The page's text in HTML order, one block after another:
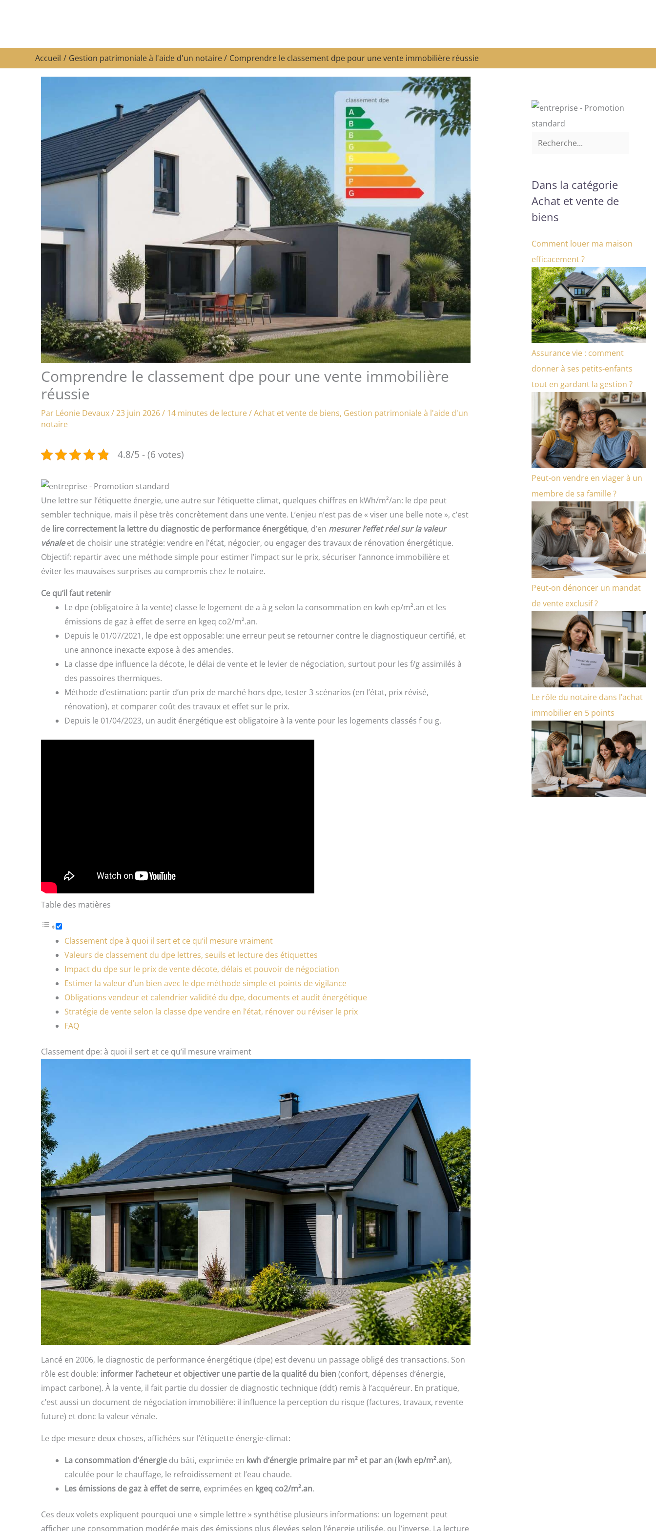
Accueil Gestion patrimoniale à l'aide d'un notaire Comprendre le classement dpe pour une vente immobilière réussie
Comprendre le classement dpe pour une vente immobilière
réussie
Par Léonie Devaux/23 juin 2026/ 14 minutes de lecture/Achat et vente de biens, Gestion patrimoniale à l'aide d'un
notaire
4.8/5 - (6 votes)
Une lettre sur l’étiquette énergie, une autre sur l’étiquette climat, quelques chiffres en kWh/m²/an: le dpe peut
sembler technique, mais il pèse très concrètement dans une vente. L’enjeu n’est pas de « viser une belle note », c’est
de lire correctement la lettre du diagnostic de performance énergétique, d’en mesurer l’effet réel sur la valeur
vénaleet de choisir une stratégie: vendre en l’état, négocier, ou engager des travaux de rénovation énergétique.
Objectif: repartir avec une méthode simple pour estimer l’impact sur le prix, sécuriser l’annonce immobilière et
éviter les mauvaises surprises au compromis chez le notaire.
Ce qu’il faut retenir
Le dpe (obligatoire à la vente) classe le logement de a à g selon la consommation en kwh ep/m².an et les
émissions de gaz à effet de serre en kgeq co2/m².an.
Depuis le 01/07/2021, le dpe est opposable: une erreur peut se retourner contre le diagnostiqueur certifié, et
une annonce inexacte expose à des amendes.
La classe dpe influence la décote, le délai de vente et le levier de négociation, surtout pour les f/g assimilés à
des passoires thermiques.
Méthode d’estimation: partir d’un prix de marché hors dpe, tester 3 scénarios (en l’état, prix révisé,
rénovation), et comparer coût des travaux et effet sur le prix.
Depuis le 01/04/2023, un audit énergétique est obligatoire à la vente pour les logements classés f ou g.
Table des matières
Classement dpe à quoi il sert et ce qu’il mesure vraiment
Valeurs de classement du dpe lettres, seuils et lecture des étiquettes
Impact du dpe sur le prix de vente décote, délais et pouvoir de négociation
Estimer la valeur d’un bien avec le dpe méthode simple et points de vigilance
Obligations vendeur et calendrier validité du dpe, documents et audit énergétique
Stratégie de vente selon la classe dpe vendre en l’état, rénover ou réviser le prix
FAQ
Classement dpe: à quoi il sert et ce qu’il mesure vraiment
Lancé en 2006, le diagnostic de performance énergétique (dpe) est devenu un passage obligé des transactions. Son
rôle est double: informer l’acheteur et objectiver une partie de la qualité du bien (confort, dépenses d’énergie,
impact carbone). À la vente, il fait partie du dossier de diagnostic technique (ddt) remis à l’acquéreur. En pratique,
c’est aussi un document de négociation immobilière: il influence la perception du risque (factures, travaux, revente
future) et donc la valeur vénale.
Le dpe mesure deux choses, affichées sur l’étiquette énergie-climat:
La consommation d’énergie du bâti, exprimée en kwh d’énergie primaire par m² et par an (kwh ep/m².an),
calculée pour le chauffage, le refroidissement et l’eau chaude.
Les émissions de gaz à effet de serre, exprimées en kgeq co2/m².an.
Ces deux volets expliquent pourquoi une « simple lettre » synthétise plusieurs informations: un logement peut
afficher une consommation modérée mais des émissions plus élevées selon l’énergie utilisée, ou l’inverse. La lecture
Dans la catégorie
Achat et vente de
biens
Comment louer ma maison
efficacement ?
Assurance vie : comment
donner à ses petits-enfants
tout en gardant la gestion ?
Peut-on vendre en viager à un
membre de sa famille ?
Peut-on dénoncer un mandat
de vente exclusif ?
Le rôle du notaire dans l’achat
immobilier en 5 points